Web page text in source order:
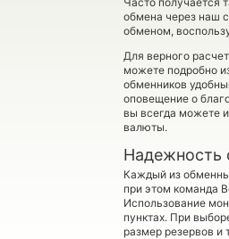
обмена через наш
обменом,
Для верного
можете подробно
обменников
оповещение о
вы всегда можете
валюты.
Надежность
Каждый из
при этом команда
Использование
пунктах. При
размер резервов и